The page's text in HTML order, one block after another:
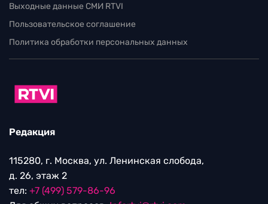
Выходные данные СМИ RTVI
Пользовательское соглашение
Политика обработки персональных данных
Редакция
115280, г. Москва, ул. Ленинская слобода,
д. 26, этаж 2
тел: +7 (499) 579-86-96